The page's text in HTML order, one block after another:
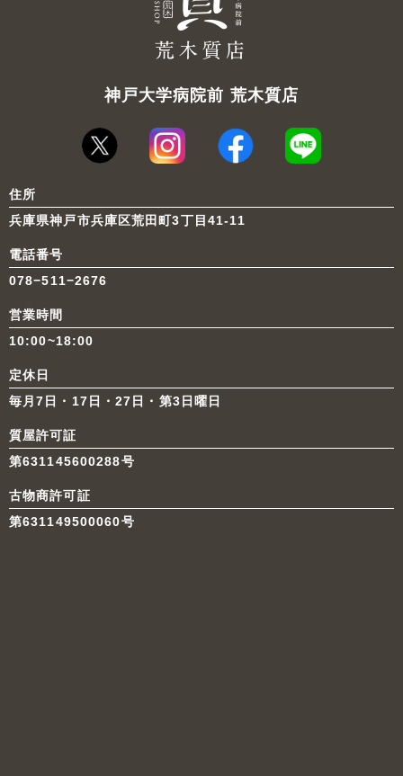
神戸大学病院前 荒木質店
住所
兵庫県神戸市兵庫区荒田町3丁目41-11
電話番号
078−511−2676
営業時間
10:00~18:00
定休日
毎月7日・17日・27日・第3日曜日
質屋許可証
第631145600288号
古物商許可証
第631149500060号